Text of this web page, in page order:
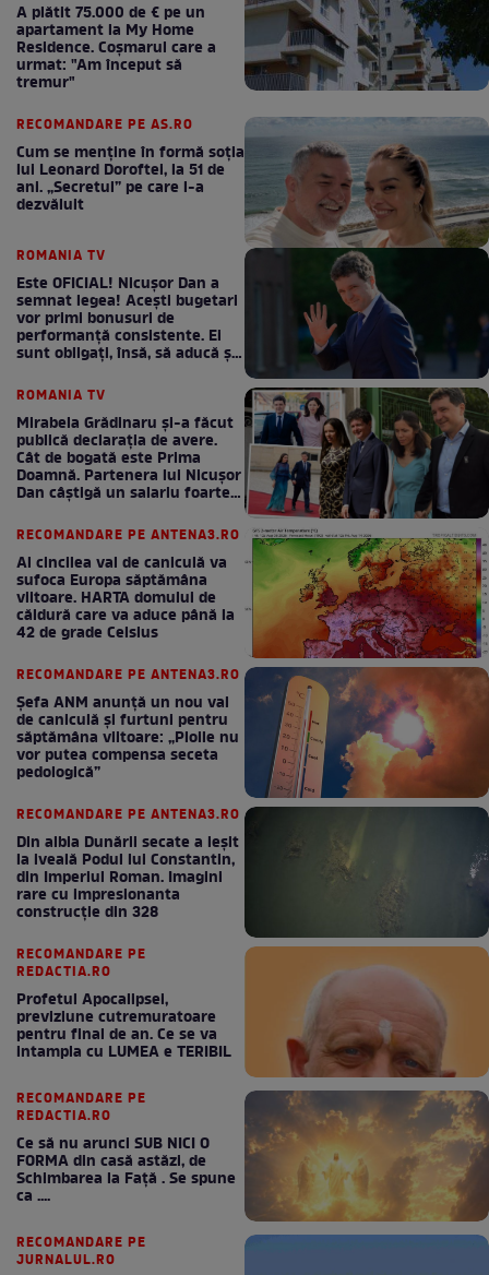
A plătit 75.000 de € pe un
apartament la My Home
Residence. Coşmarul care a
urmat: "Am început să
tremur"
RECOMANDARE PE AS.RO
Cum se menţine în formă soţia
lui Leonard Doroftei, la 51 de
ani. „Secretul” pe care l-a
dezvăluit
ROMANIA TV
Este OFICIAL! Nicușor Dan a
semnat legea! Acești bugetari
vor primi bonusuri de
performanță consistente. Ei
sunt obligați, însă, să aducă și
ROMANIA TV
Mirabela Grădinaru și-a făcut
publică declarația de avere.
Cât de bogată este Prima
Doamnă. Partenera lui Nicușor
Dan câștigă un salariu foarte
RECOMANDARE PE ANTENA3.RO
Al cincilea val de caniculă va
sufoca Europa săptămâna
viitoare. HARTA domului de
căldură care va aduce până la
42 de grade Celsius
RECOMANDARE PE ANTENA3.RO
Șefa ANM anunță un nou val
de caniculă și furtuni pentru
săptămâna viitoare: „Ploile nu
vor putea compensa seceta
pedologică”
RECOMANDARE PE ANTENA3.RO
Din albia Dunării secate a ieșit
la iveală Podul lui Constantin,
din Imperiul Roman. Imagini
rare cu impresionanta
construcție din 328
RECOMANDARE PE
REDACTIA.RO
Profetul Apocalipsei,
previziune cutremuratoare
pentru final de an. Ce se va
intampla cu LUMEA e TERIBIL
RECOMANDARE PE
REDACTIA.RO
Ce să nu arunci SUB NICI O
FORMA din casă astăzi, de
Schimbarea la Față . Se spune
ca ....
RECOMANDARE PE
JURNALUL.RO